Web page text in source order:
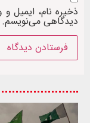
ذخیره نام، ایمیل
دیدگاهی می‌نویسم.